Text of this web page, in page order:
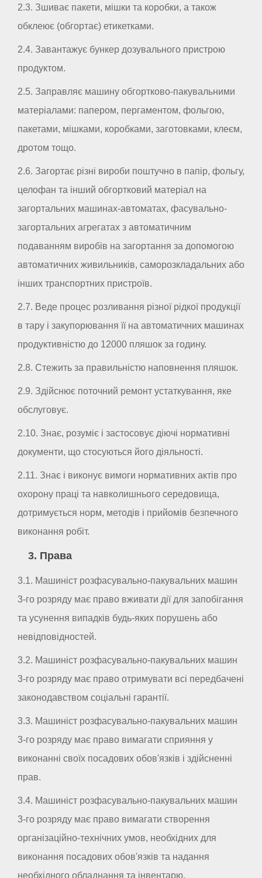
2.3. Зшиває пакети, мішки та коробки, а також
обклеює (обгортає) етикетками.
2.4. Завантажує бункер дозувального пристрою
продуктом.
2.5. Заправляє машину обгортково-пакувальними
матеріалами: папером, пергаментом, фольгою,
пакетами, мішками, коробками, заготовками, клеєм,
дротом тощо.
2.6. Загортає різні вироби поштучно в папір, фольгу,
целофан та інший обгортковий матеріал на
загортальних машинах-автоматах, фасувально-
загортальних агрегатах з автоматичним
подаванням виробів на загортання за допомогою
автоматичних живильників, саморозкладальних або
інших транспортних пристроїв.
2.7. Веде процес розливання різної рідкої продукції
в тару і закупорювання її на автоматичних машинах
продуктивністю до 12000 пляшок за годину.
2.8. Стежить за правильністю наповнення пляшок.
2.9. Здійснює поточний ремонт устаткування, яке
обслуговує.
2.10. Знає, розуміє і застосовує діючі нормативні
документи, що стосуються його діяльності.
2.11. Знає і виконує вимоги нормативних актів про
охорону праці та навколишнього середовища,
дотримується норм, методів і прийомів безпечного
виконання робіт.
3. Права
3.1. Машиніст розфасувально-пакувальних машин
3-го розряду має право вживати дії для запобігання
та усунення випадків будь-яких порушень або
невідповідностей.
3.2. Машиніст розфасувально-пакувальних машин
3-го розряду має право отримувати всі передбачені
законодавством соціальні гарантії.
3.3. Машиніст розфасувально-пакувальних машин
3-го розряду має право вимагати сприяння у
виконанні своїх посадових обов'язків і здійсненні
прав.
3.4. Машиніст розфасувально-пакувальних машин
3-го розряду має право вимагати створення
організаційно-технічних умов, необхідних для
виконання посадових обов'язків та надання
необхідного обладнання та інвентарю.